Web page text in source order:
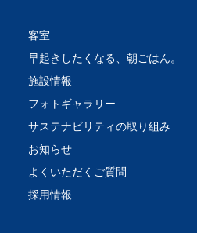
客室
早起きしたくなる、朝ごはん。
施設情報
フォトギャラリー
サステナビリティの取り組み
お知らせ
よくいただくご質問
採用情報